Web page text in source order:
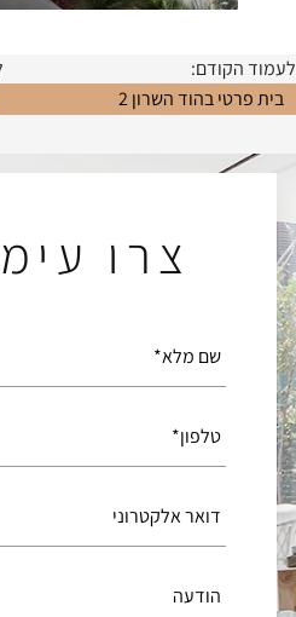
לעמוד הקודם:
בית פרטי בהוד השרון 2
צרו